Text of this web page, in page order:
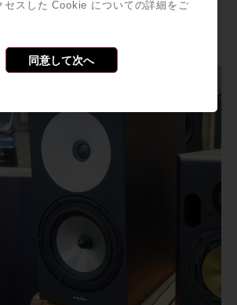
！
！
セスした Cookie についての詳細をご
同意して次へ